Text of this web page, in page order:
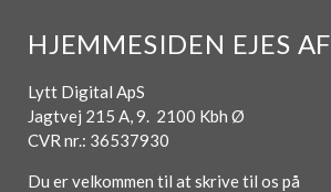
HJEMMESIDEN EJES AF
Lytt Digital ApS
Jagtvej 215 A, 9. 2100 Kbh Ø
CVR nr.: 36537930
Du er velkommen til at skrive til os på